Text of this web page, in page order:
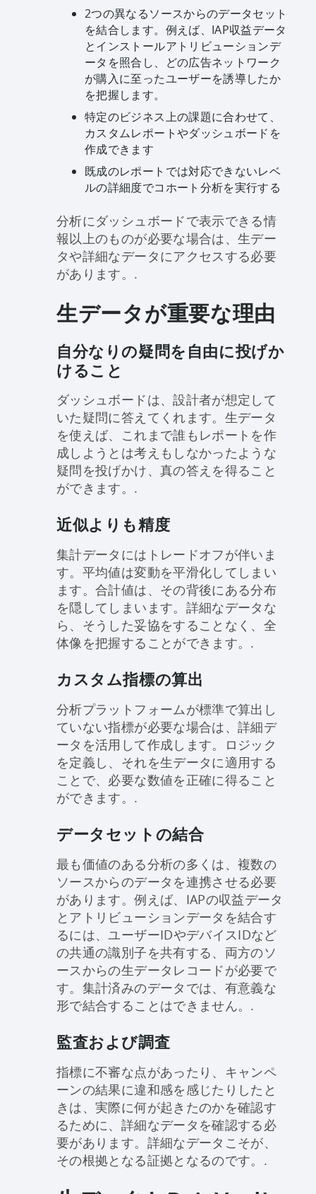
2つの異なるソースからのデータセット
を結合します。例えば、IAP収益データ
とインストールアトリビューションデ
ータを照合し、どの広告ネットワーク
が購入に至ったユーザーを誘導したか
を把握します。
特定のビジネス上の課題に合わせて、
カスタムレポートやダッシュボードを
作成できます
既成のレポートでは対応できないレベ
ルの詳細度でコホート分析を実行する
分析にダッシュボードで表示できる情
報以上のものが必要な場合は、生デー
タや詳細なデータにアクセスする必要
があります。.
生データが重要な理由
自分なりの疑問を自由に投げか
けること
ダッシュボードは、設計者が想定して
いた疑問に答えてくれます。生データ
を使えば、これまで誰もレポートを作
成しようとは考えもしなかったような
疑問を投げかけ、真の答えを得ること
ができます。.
近似よりも精度
集計データにはトレードオフが伴いま
す。平均値は変動を平滑化してしまい
ます。合計値は、その背後にある分布
を隠してしまいます。詳細なデータな
ら、そうした妥協をすることなく、全
体像を把握することができます。.
カスタム指標の算出
分析プラットフォームが標準で算出し
ていない指標が必要な場合は、詳細デ
ータを活用して作成します。ロジック
を定義し、それを生データに適用する
ことで、必要な数値を正確に得ること
ができます。.
データセットの結合
最も価値のある分析の多くは、複数の
ソースからのデータを連携させる必要
があります。例えば、IAPの収益データ
とアトリビューションデータを結合す
るには、ユーザーIDやデバイスIDなど
の共通の識別子を共有する、両方のソ
ースからの生データレコードが必要で
す。集計済みのデータでは、有意義な
形で結合することはできません。.
監査および調査
指標に不審な点があったり、キャンペ
ーンの結果に違和感を感じたりしたと
きは、実際に何が起きたのかを確認す
るために、詳細なデータを確認する必
要があります。詳細なデータこそが、
その根拠となる証拠となるのです。.